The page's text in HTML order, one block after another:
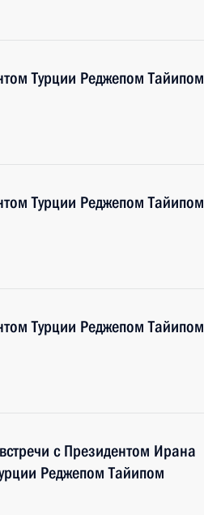
Турции Реджепом Тайипом
Турции Реджепом Тайипом
Турции Реджепом Тайипом
с Президентом Ирана
Реджепом Тайипом